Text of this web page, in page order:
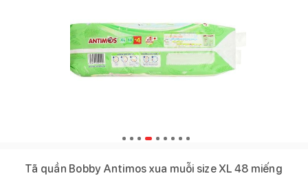
Tã quần Bobby Antimos xua muỗi size XL 48 miếng